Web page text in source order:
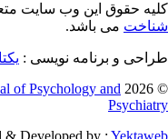
حقوق این وب سایت
می باشد.
و برنامه نویسی :
©
of Psychology and